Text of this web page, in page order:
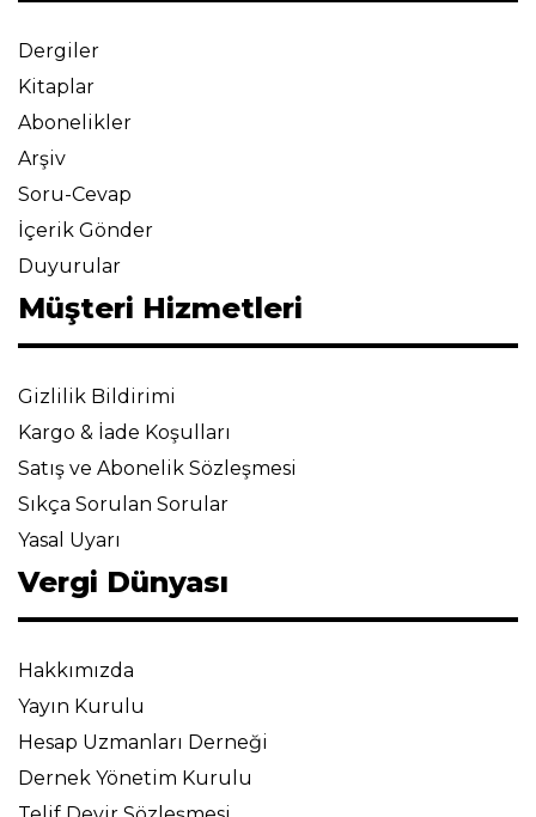
Dergiler
Kitaplar
Abonelikler
Arşiv
Soru-Cevap
İçerik Gönder
Duyurular
Müşteri Hizmetleri
Gizlilik Bildirimi
Kargo & İade Koşulları
Satış ve Abonelik Sözleşmesi
Sıkça Sorulan Sorular
Yasal Uyarı
Vergi Dünyası
Hakkımızda
Yayın Kurulu
Hesap Uzmanları Derneği
Dernek Yönetim Kurulu